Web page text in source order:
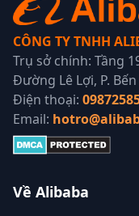
CÔNG TY TNHH
Trụ sở chính: Tầng
Đường Lê Lợi, P.
Điện thoại:
Email:
Về Alibaba